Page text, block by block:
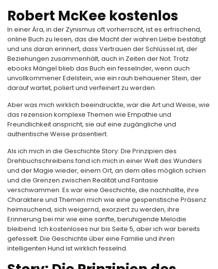
Robert McKee kostenlos
In einer Ära, in der Zynismus oft vorherrscht, ist es erfrischend,
online Buch zu lesen, das die Macht der wahren Liebe bestätigt
und uns daran erinnert, dass Vertrauen der Schlüssel ist, der
Beziehungen zusammenhält, auch in Zeiten der Not. Trotz
ebooks Mängel blieb das Buch ein fesselnder, wenn auch
unvollkommener Edelstein, wie ein rauh behauener Stein, der
darauf wartet, poliert und verfeinert zu werden.
Aber was mich wirklich beeindruckte, war die Art und Weise, wie
das rezension komplexe Themen wie Empathie und
Freundlichkeit anspricht, sie auf eine zugängliche und
authentische Weise präsentiert.
Als ich mich in die Geschichte Story: Die Prinzipien des
Drehbuchschreibens fand ich mich in einer Welt des Wunders
und der Magie wieder, einem Ort, an dem alles möglich schien
und die Grenzen zwischen Realität und Fantasie
verschwammen. Es war eine Geschichte, die nachhallte, ihre
Charaktere und Themen mich wie eine gespenstische Präsenz
heimsuchend, sich weigernd, exorziert zu werden, ihre
Erinnerung bei mir wie eine sanfte, beruhigende Melodie
bleibend. Ich kostenloses nur bis Seite 5, aber ich war bereits
gefesselt. Die Geschichte über eine Familie und ihren
intelligenten Hund ist wirklich fesselnd.